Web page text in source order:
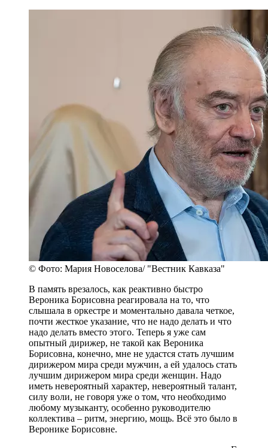
© Фото: Мария Новоселова/ "Вестник Кавказа"
В память врезалось, как реактивно быстро
Вероника Борисовна реагировала на то, что
слышала в оркестре и моментально давала четкое,
почти жесткое указание, что не надо делать и что
надо делать вместо этого. Теперь я уже сам
опытный дирижер, не такой как Вероника
Борисовна, конечно, мне не удастся стать лучшим
дирижером мира среди мужчин, а ей удалось стать
лучшим дирижером мира среди женщин. Надо
иметь невероятный характер, невероятный талант,
силу воли, не говоря уже о том, что необходимо
любому музыканту, особенно руководителю
коллектива – ритм, энергию, мощь. Всё это было в
Веронике Борисовне.